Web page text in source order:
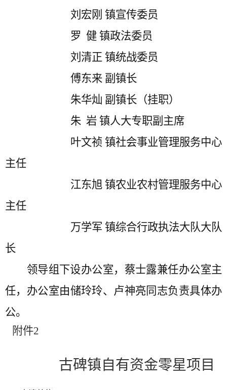
刘宏刚 镇宣传委员
罗 健 镇政法委员
刘清正 镇统战委员
傅东来 副镇长
朱华灿 副镇长（挂职）
朱 岩 镇人大专职副主席
叶文祯 镇社会事业管理服务中心
主任
江东旭 镇农业农村管理服务中心
主任
万学军 镇综合行政执法大队大队
长
领导组下设办公室，蔡士露兼任办公室主
任，办公室由储玲玲、卢神亮同志负责具体办
公。
附件2
古碑镇自有资金零星项目